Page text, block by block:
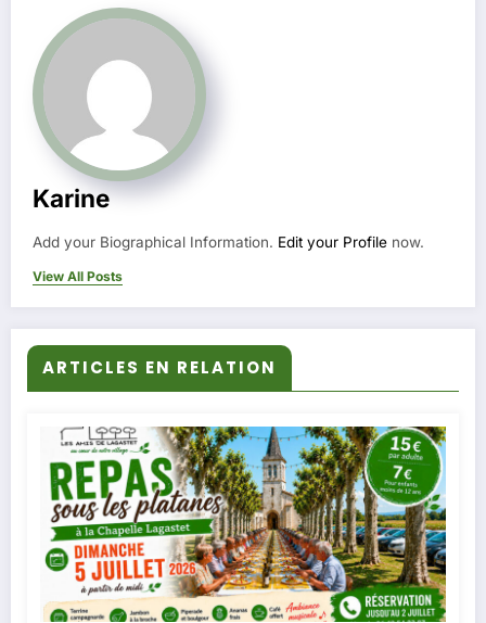
Karine
Add your Biographical Information. Edit your Profile now.
View All Posts
ARTICLES EN RELATION